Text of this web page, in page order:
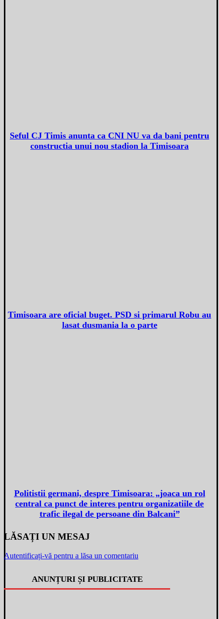
Seful CJ Timis anunta ca CNI NU va da bani pentru
constructia unui nou stadion la Timisoara
Timisoara are oficial buget. PSD si primarul Robu au
lasat dusmania la o parte
Politistii germani, despre Timisoara: „joaca un rol
central ca punct de interes pentru organizatiile de
trafic ilegal de persoane din Balcani”
LĂSAȚI UN MESAJ
Autentificați-vă pentru a lăsa un comentariu
ANUNȚURI ȘI PUBLICITATE